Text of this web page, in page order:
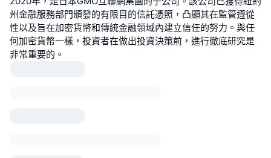
州金融服務部門頒發的有限目的信託憑照，凸顯其在監管遵從
性以及旨在加密貨幣和傳統金融領域內建立信任的努力。與任
何加密貨幣一樣，投資者在做出投資決策前，進行徹底研究是
非常重要的。